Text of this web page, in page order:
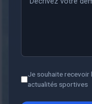
Je souhaite recevoir
actualités sportives